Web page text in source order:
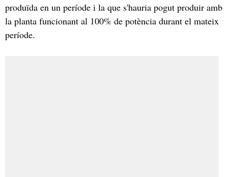
produïda en un període i la que s'hauria pogut produir amb
la planta funcionant al 100% de potència durant el mateix
període.